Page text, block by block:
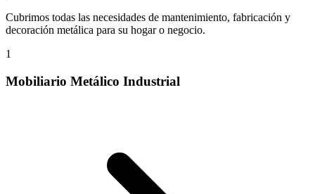
Cubrimos todas las necesidades de mantenimiento, fabricación y
decoración metálica para su hogar o negocio.
1
Mobiliario Metálico Industrial